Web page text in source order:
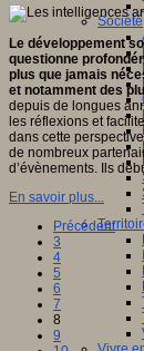
Société
Le développement
questionne
plus que jamais
et notamment des
depuis de longues
les réflexions et
dans cette
de nombreux
d’évènements. Ils
En savoir plus...
Précédent
3
4
5
6
7
8
9